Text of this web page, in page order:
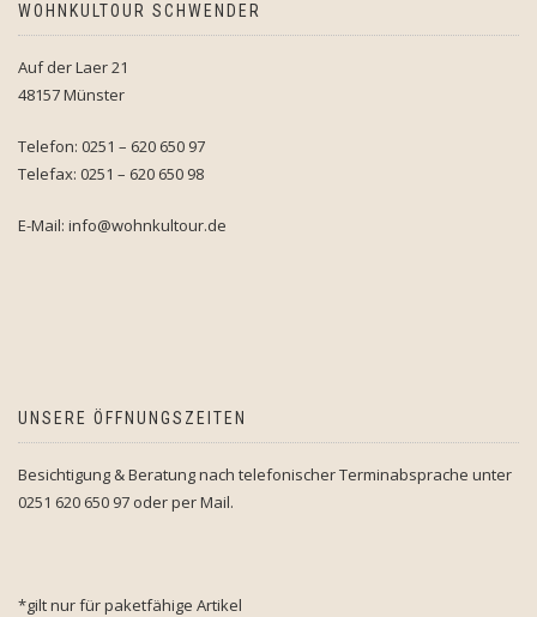
WOHNKULTOUR SCHWENDER
Auf der Laer 21
48157 Münster
Telefon: 0251 – 620 650 97
Telefax: 0251 – 620 650 98
E-Mail: info@wohnkultour.de
UNSERE ÖFFNUNGSZEITEN
Besichtigung & Beratung nach telefonischer Terminabsprache unter
0251 620 650 97 oder per Mail.
*gilt nur für paketfähige Artikel